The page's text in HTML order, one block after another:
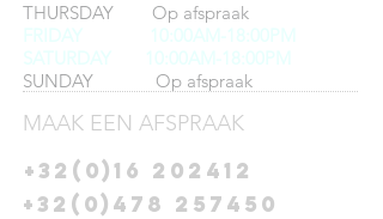
THURSDAY Op afspraak
SUNDAY Op afspraak
+32(0)16 202412
MAAK EEN AFSPRAAK
+32(0)478 257450